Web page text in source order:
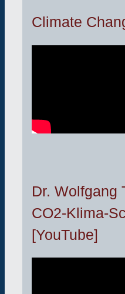
Climate
Dr. Wolfgang
CO2-Klima-
[YouTube]